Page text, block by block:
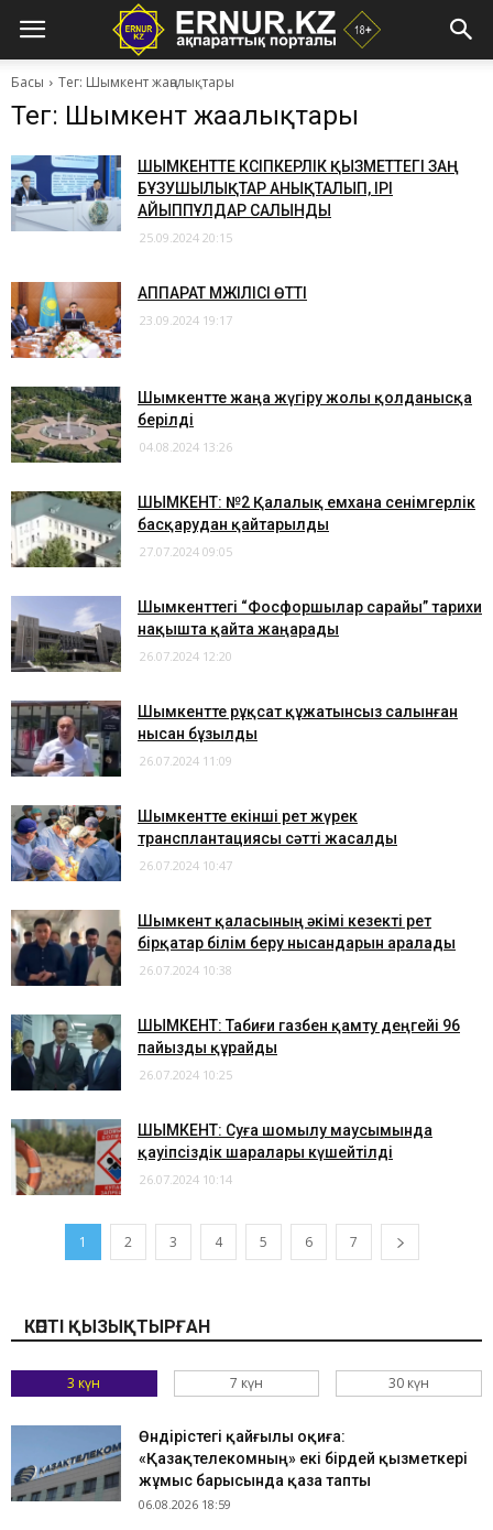
Басы Тег: Шымкент жаңалықтары
Тег: Шымкент жаңалықтары
​ШЫМКЕНТТЕ КӘСІПКЕРЛІК ҚЫЗМЕТТЕГІ ЗАҢ
БҰЗУШЫЛЫҚТАР АНЫҚТАЛЫП, ІРІ
АЙЫППҰЛДАР САЛЫНДЫ
25.09.2024 20:15
​АППАРАТ МӘЖІЛІСІ ӨТТІ
23.09.2024 19:17
​Шымкентте жаңа жүгіру жолы қолданысқа
берілді
04.08.2024 13:26
​ШЫМКЕНТ: №2 Қалалық емхана сенімгерлік
басқарудан қайтарылды
27.07.2024 09:05
Шымкенттегі “Фосфоршылар сарайы” тарихи
нақышта қайта жаңарады
26.07.2024 12:20
Шымкентте рұқсат құжатынсыз салынған
нысан бұзылды
26.07.2024 11:09
​Шымкентте екінші рет жүрек
трансплантациясы сәтті жасалды
26.07.2024 10:47
Шымкент қаласының әкімі кезекті рет
бірқатар білім беру нысандарын аралады
26.07.2024 10:38
​ШЫМКЕНТ: Табиғи газбен қамту деңгейі 96
пайызды құрайды
26.07.2024 10:25
​ШЫМКЕНТ: Суға шомылу маусымында
қауіпсіздік шаралары күшейтілді
26.07.2024 10:14
1 2 3 4 5 6 7
КӨПТІ ҚЫЗЫҚТЫРҒАН
3 күн 7 күн 30 күн
Өндірістегі қайғылы оқиға:
«Қазақтелекомның» екі бірдей қызметкері
жұмыс барысында қаза тапты
06.08.2026 18:59